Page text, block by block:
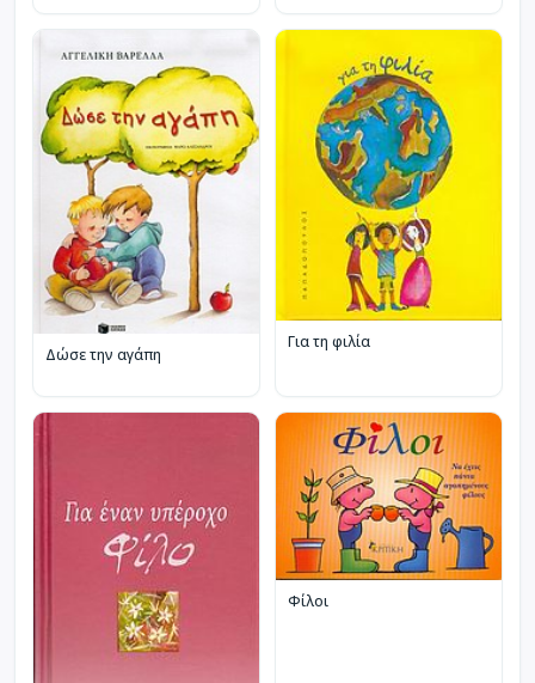
Δώσε την αγάπη
Για τη φιλία
Φίλοι